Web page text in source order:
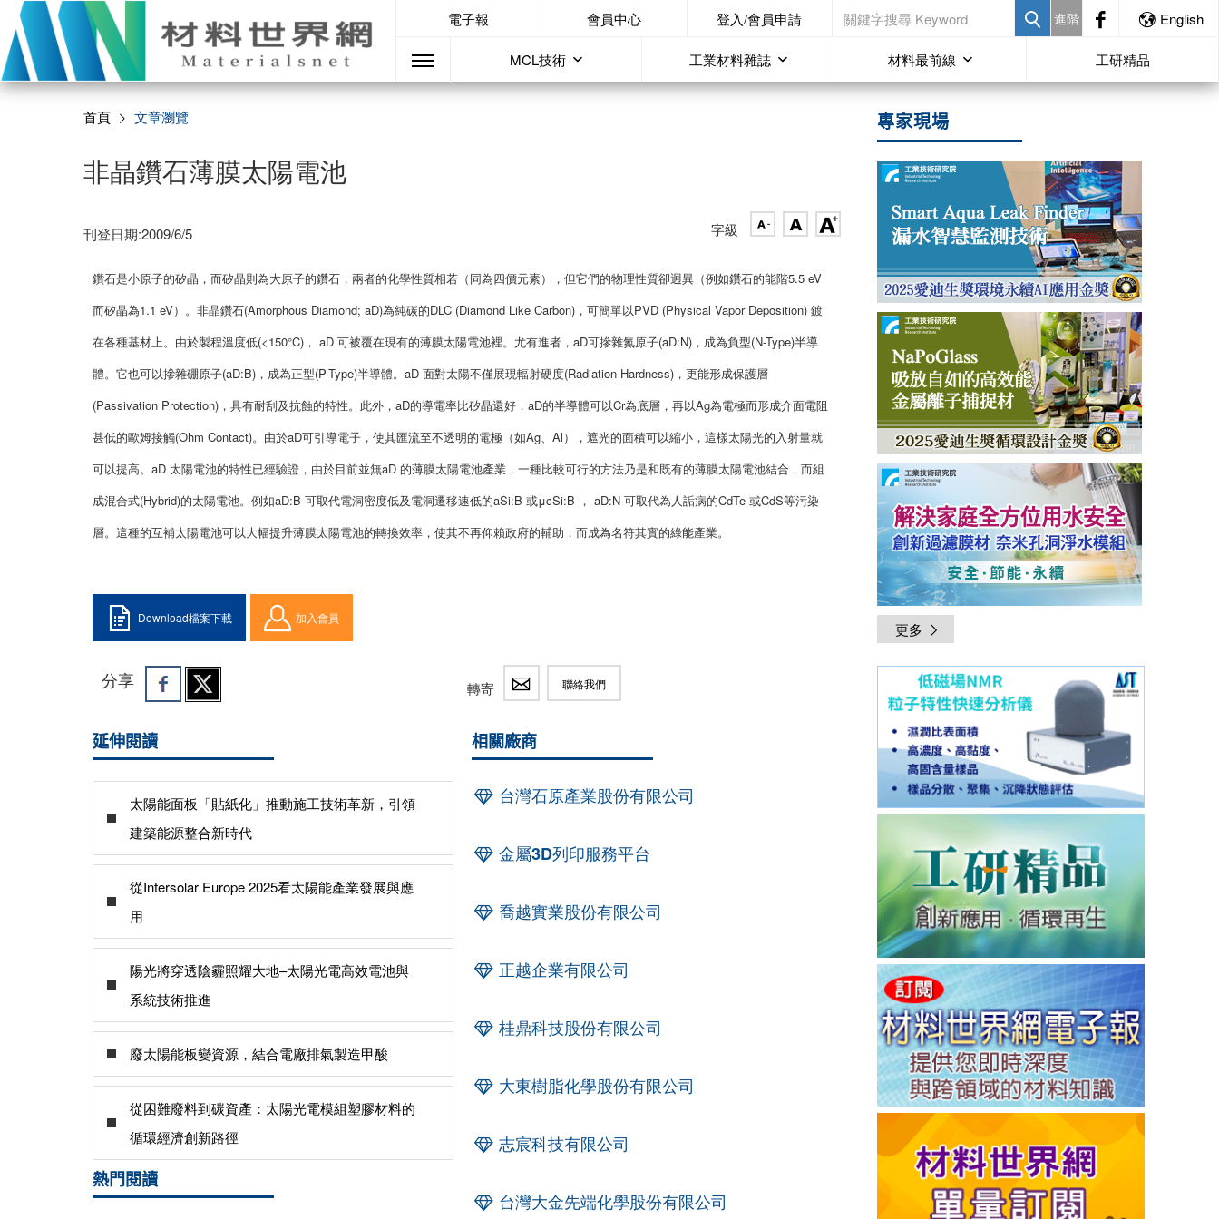
電子報 會員中心 登入/會員申請 進階 English
MCL技術 工業材料雜誌 材料最前線 工研精品
首頁 文章瀏覽
非晶鑽石薄膜太陽電池
刊登日期:2009/6/5 字級
鑽石是小原子的矽晶，而矽晶則為大原子的鑽石，兩者的化學性質相若（同為四價元素），但它們的物理性質卻迥異（例如鑽石的能階5.5 eV
而矽晶為1.1 eV）。非晶鑽石(Amorphous Diamond; aD)為純碳的DLC (Diamond Like Carbon)，可簡單以PVD (Physical Vapor Deposition) 鍍
在各種基材上。由於製程溫度低(<150°C)， aD 可被覆在現有的薄膜太陽電池裡。尤有進者，aD可摻雜氮原子(aD:N)，成為負型(N-Type)半導
體。它也可以摻雜硼原子(aD:B)，成為正型(P-Type)半導體。aD 面對太陽不僅展現輻射硬度(Radiation Hardness)，更能形成保護層
(Passivation Protection)，具有耐刮及抗蝕的特性。此外，aD的導電率比矽晶還好，aD的半導體可以Cr為底層，再以Ag為電極而形成介面電阻
甚低的歐姆接觸(Ohm Contact)。由於aD可引導電子，使其匯流至不透明的電極（如Ag、Al），遮光的面積可以縮小，這樣太陽光的入射量就
可以提高。aD 太陽電池的特性已經驗證，由於目前並無aD 的薄膜太陽電池產業，一種比較可行的方法乃是和既有的薄膜太陽電池結合，而組
成混合式(Hybrid)的太陽電池。例如aD:B 可取代電洞密度低及電洞遷移速低的aSi:B 或μcSi:B ， aD:N 可取代為人詬病的CdTe 或CdS等污染
層。這種的互補太陽電池可以大幅提升薄膜太陽電池的轉換效率，使其不再仰賴政府的輔助，而成為名符其實的綠能產業。
Download檔案下載 加入會員
分享 轉寄 聯絡我們
延伸閱讀
太陽能面板「貼紙化」推動施工技術革新，引領
建築能源整合新時代
從Intersolar Europe 2025看太陽能產業發展與應
用
陽光將穿透陰霾照耀大地–太陽光電高效電池與
系統技術推進
廢太陽能板變資源，結合電廠排氣製造甲酸
從困難廢料到碳資產：太陽光電模組塑膠材料的
循環經濟創新路徑
熱門閱讀
相關廠商
台灣石原產業股份有限公司
金屬3D列印服務平台
喬越實業股份有限公司
正越企業有限公司
桂鼎科技股份有限公司
大東樹脂化學股份有限公司
志宸科技有限公司
台灣大金先端化學股份有限公司
專家現場
更多